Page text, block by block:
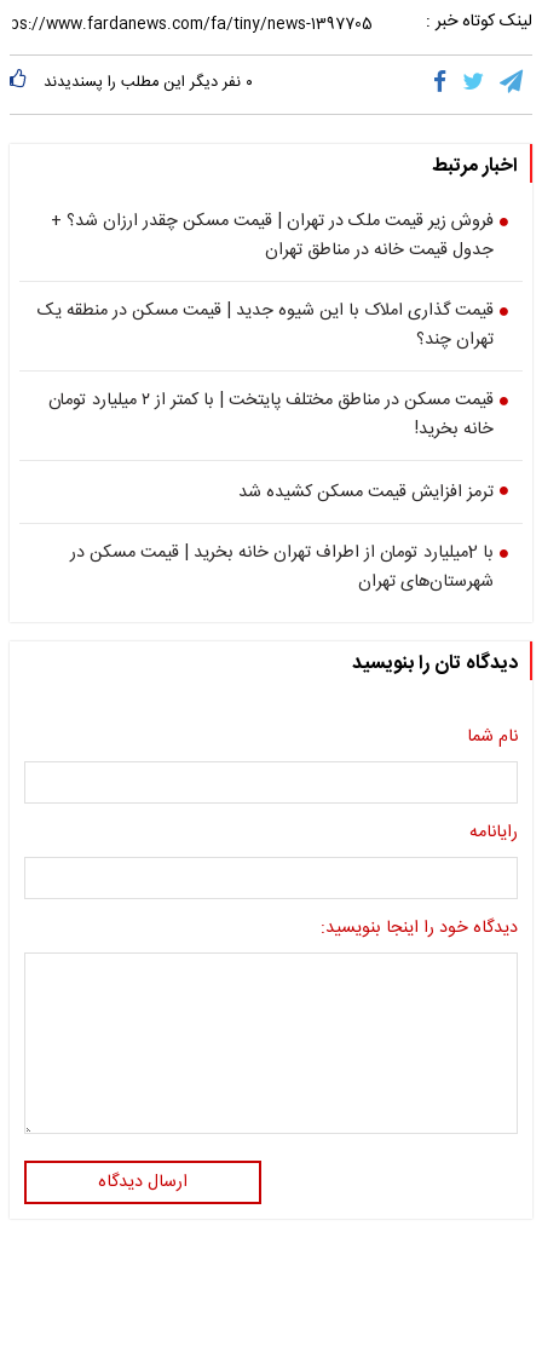
لینک کوتاه خبر :
۰ نفر دیگر این مطلب را پسندیدند
اخبار مرتبط
فروش زیر قیمت ملک در تهران | قیمت مسکن چقدر ارزان شد؟ +
جدول قیمت خانه در مناطق تهران
قیمت گذاری املاک با این شیوه جدید | قیمت مسکن در منطقه یک
تهران چند؟
قیمت مسکن در مناطق مختلف پایتخت | با کمتر از ۲ میلیارد تومان
خانه بخرید!
ترمز افزایش قیمت مسکن کشیده شد
با 2میلیارد تومان از اطراف تهران خانه بخرید | قیمت مسکن در
شهرستان‌های تهران
دیدگاه تان را بنویسید
نام شما
رایانامه
دیدگاه خود را اینجا بنویسید:
ارسال دیدگاه